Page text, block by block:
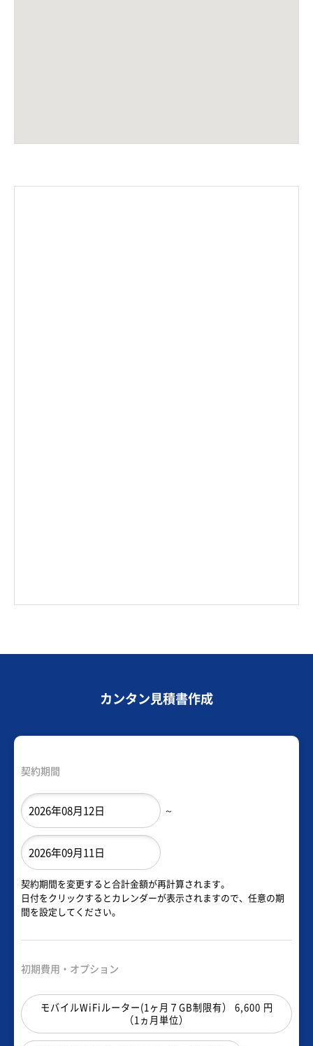
カンタン見積書作成
契約期間
～
契約期間を変更すると合計金額が再計算されます。
日付をクリックするとカレンダーが表示されますので、任意の期
間を設定してください。
初期費用・オプション
モバイルWiFiルーター(1ヶ月７GB制限有） 6,600 円
（1ヵ月単位）